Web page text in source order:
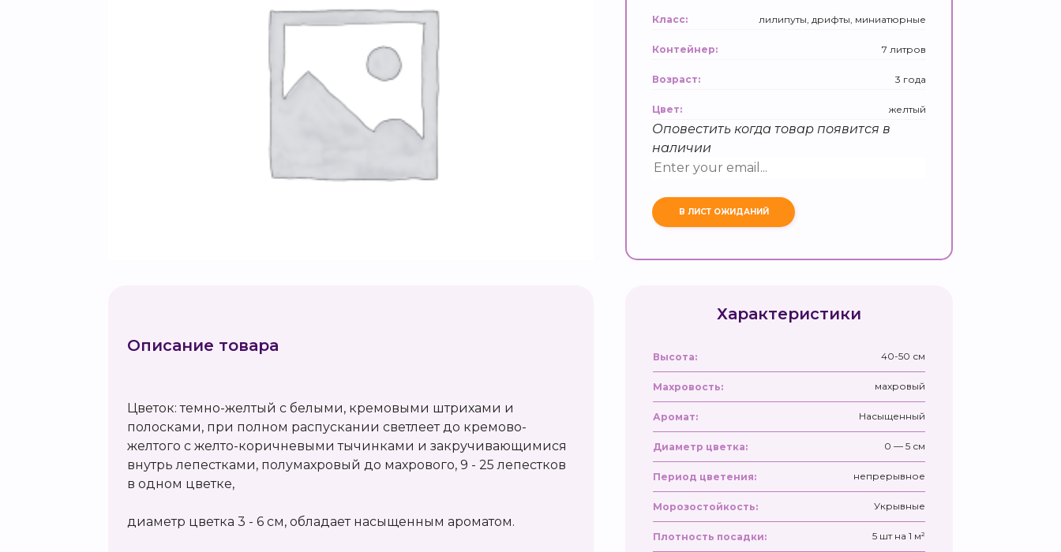
Класс: лилипуты, дрифты, миниатюрные
Контейнер: 7 литров
Возраст: 3 года
Цвет: желтый
Оповестить когда товар появится в
наличии
Описание товара
Цветок: темно-желтый с белыми, кремовыми штрихами и
полосками, при полном распускании светлеет до кремово-
желтого с желто-коричневыми тычинками и закручивающимися
внутрь лепестками, полумахровый до махрового, 9 - 25 лепестков
в одном цветке,
диаметр цветка 3 - 6 см, обладает насыщенным ароматом.
Характеристики
Высота: 40-50 см
Махровость: махровый
Аромат: Насыщенный
Диаметр цветка: 0 — 5 см
Период цветения: непрерывное
Морозостойкость: Укрывные
Плотность посадки: 5 шт на 1 м²